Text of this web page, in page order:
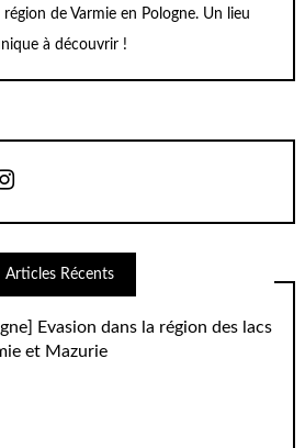
de Varmie en Pologne. Un lieu
à découvrir !
Articles Récents
Evasion dans la région des lacs
et Mazurie